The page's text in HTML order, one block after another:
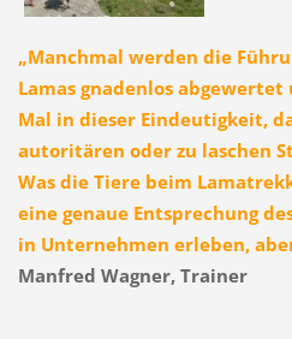
„Manchmal werden die
Lamas gnadenlos
Mal in dieser Eindeutigkeit,
autoritären oder zu laschen
Was die Tiere beim
eine genaue Entsprechung
in Unternehmen erleben,
Manfred Wagner, Trainer